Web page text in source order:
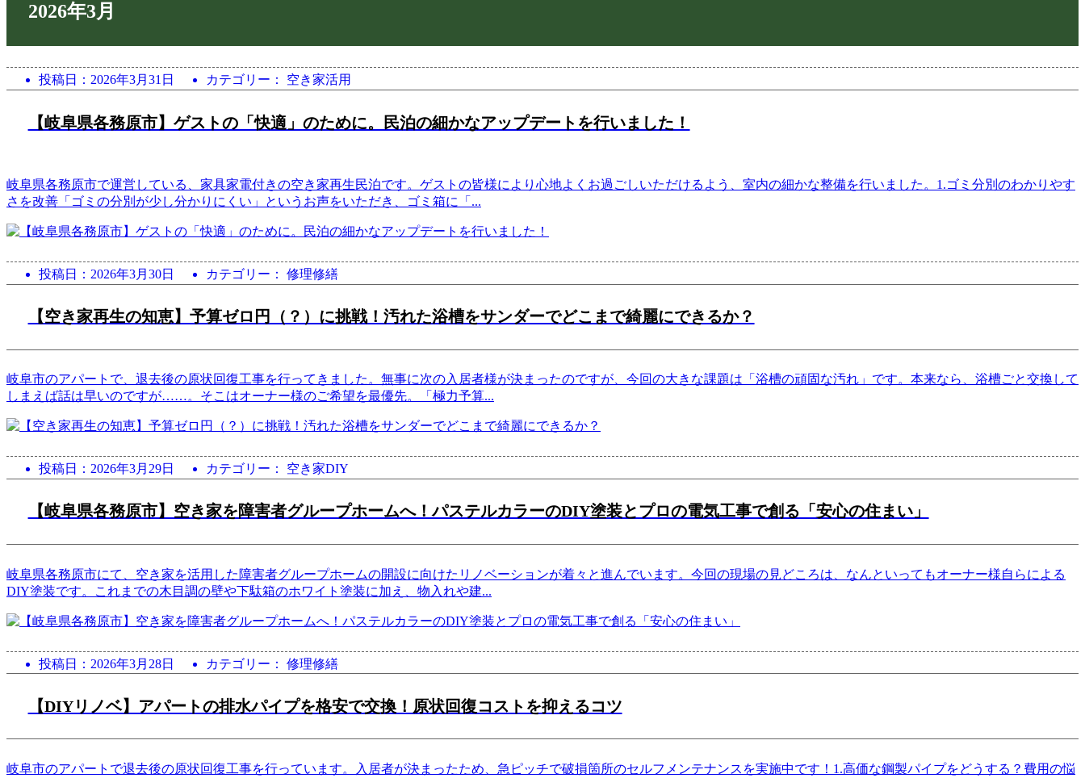
2026年3月
投稿日： 2026年3月31日 カテゴリー： 空き家活用
【岐阜県各務原市】ゲストの「快適」のために。民泊の細かなアップデートを行いました！
岐阜県各務原市で運営している、家具家電付きの空き家再生民泊です。ゲストの皆様により心地よくお過ごしいただけるよう、室内の細かな整備を行いました。1.ゴミ分別のわかりやす
さを改善「ゴミの分別が少し分かりにくい」というお声をいただき、ゴミ箱に「 ...
投稿日： 2026年3月30日 カテゴリー： 修理修繕
【空き家再生の知恵】予算ゼロ円（？）に挑戦！汚れた浴槽をサンダーでどこまで綺麗にできるか？
岐阜市のアパートで、退去後の原状回復工事を行ってきました。無事に次の入居者様が決まったのですが、今回の大きな課題は「浴槽の頑固な汚れ」です。本来なら、浴槽ごと交換して
しまえば話は早いのですが……。そこはオーナー様のご希望を最優先。「極力予算...
投稿日： 2026年3月29日 カテゴリー： 空き家DIY
【岐阜県各務原市】空き家を障害者グループホームへ！パステルカラーのDIY塗装とプロの電気工事で創る「安心の住まい」
岐阜県各務原市にて、空き家を活用した障害者グループホームの開設に向けたリノベーションが着々と進んでいます。今回の現場の見どころは、なんといってもオーナー様自らによる
DIY塗装です。これまでの木目調の壁や下駄箱のホワイト塗装に加え、物入れや建...
投稿日： 2026年3月28日 カテゴリー： 修理修繕
【DIYリノベ】アパートの排水パイプを格安で交換！原状回復コストを抑えるコツ
岐阜市のアパートで退去後の原状回復工事を行っています。入居者が決まったため、急ピッチで破損箇所のセルフメンテナンスを実施中です！1.高価な鋼製パイプをどうする？費用の悩